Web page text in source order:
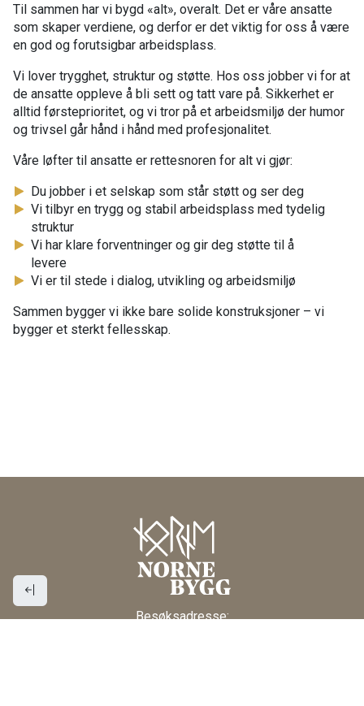
Til sammen har vi bygd «alt», overalt. Det er våre ansatte
som skaper verdiene, og derfor er det viktig for oss å være
en god og forutsigbar arbeidsplass.
Vi lover trygghet, struktur og støtte. Hos oss jobber vi for at
de ansatte oppleve å bli sett og tatt vare på. Sikkerhet er
alltid førsteprioritet, og vi tror på et arbeidsmiljø der humor
og trivsel går hånd i hånd med profesjonalitet.
Våre løfter til ansatte er rettesnoren for alt vi gjør:
Du jobber i et selskap som står støtt og ser deg
Vi tilbyr en trygg og stabil arbeidsplass med tydelig
struktur
Vi har klare forventninger og gir deg støtte til å
levere
Vi er til stede i dialog, utvikling og arbeidsmiljø
Sammen bygger vi ikke bare solide konstruksjoner – vi
bygger et sterkt fellesskap.
Besøksadresse: